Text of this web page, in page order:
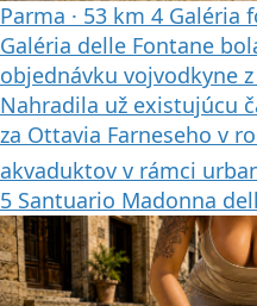
Parma · 53 km 4 Galéria
Galéria delle Fontane
objednávku vojvodkyne
Nahradila už existujúcu
za Ottavia Farneseho v
akvaduktov v rámci
5 Santuario Madonna